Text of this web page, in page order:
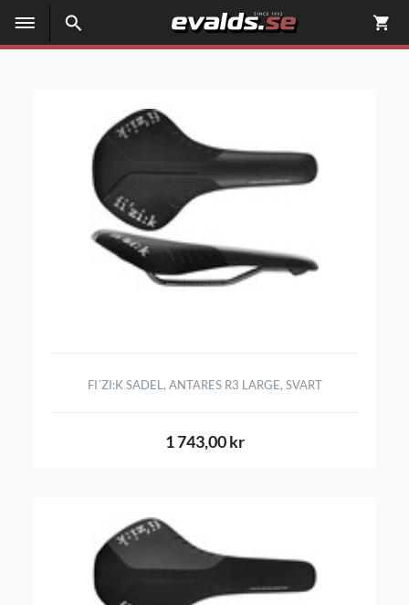
FI´ZI:K SADEL, ANTARES R3 LARGE, SVART
1 743,00 kr